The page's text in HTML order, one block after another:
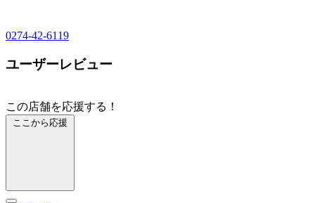
0274-42-6119
ユーザーレビュー
この店舗を応援する！
ここから応援